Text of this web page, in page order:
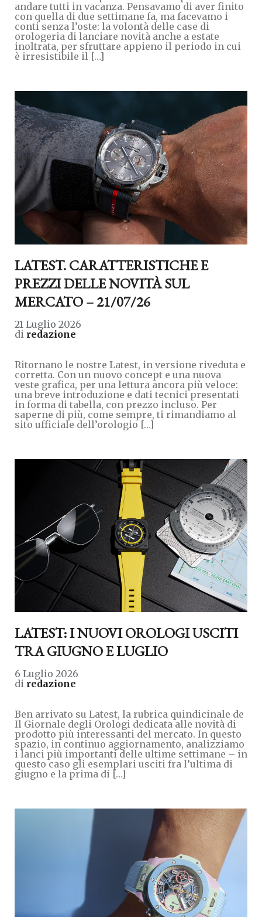
andare tutti in vacanza. Pensavamo di aver finito
con quella di due settimane fa, ma facevamo i
conti senza l’oste: la volontà delle case di
orologeria di lanciare novità anche a estate
inoltrata, per sfruttare appieno il periodo in cui
è irresistibile il […]
LATEST. CARATTERISTICHE E
PREZZI DELLE NOVITÀ SUL
MERCATO – 21/07/26
21 Luglio 2026
di redazione
Ritornano le nostre Latest, in versione riveduta e
corretta. Con un nuovo concept e una nuova
veste grafica, per una lettura ancora più veloce:
una breve introduzione e dati tecnici presentati
in forma di tabella, con prezzo incluso. Per
saperne di più, come sempre, ti rimandiamo al
sito ufficiale dell’orologio […]
LATEST: I NUOVI OROLOGI USCITI
TRA GIUGNO E LUGLIO
6 Luglio 2026
di redazione
Ben arrivato su Latest, la rubrica quindicinale de
Il Giornale degli Orologi dedicata alle novità di
prodotto più interessanti del mercato. In questo
spazio, in continuo aggiornamento, analizziamo
i lanci più importanti delle ultime settimane – in
questo caso gli esemplari usciti fra l’ultima di
giugno e la prima di […]